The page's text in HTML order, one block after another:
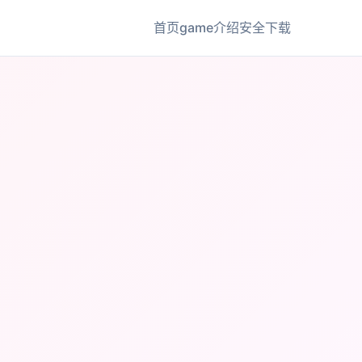
首页game介绍安全下载